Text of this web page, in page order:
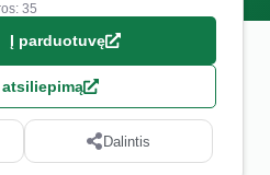
35
Į parduotuvę
Dalintis